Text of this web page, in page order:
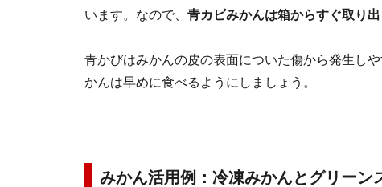
います。なので、 青カビみかんは箱からすぐ取り
青かびはみかんの皮の表面についた傷から発生し
かんは早めに食べるようにしましょう。
みかん活用例：冷凍みかんとグリーン